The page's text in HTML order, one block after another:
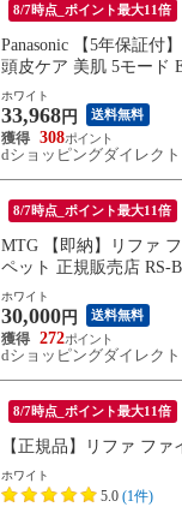
8/7時点_ポイント最大11倍
Panasonic 【5年保証付
頭皮ケア 美肌 5モード
ホワイト
33,968 円 送料無料
308
dショッピングダイレクト
8/7時点_ポイント最大11倍
MTG 【即納】リファ
ペット 正規販売店 RS-
ホワイト
30,000 円 送料無料
272
dショッピングダイレクト
8/7時点_ポイント最大11倍
【正規品】リファ フ
ホワイト
5.0 (1件)